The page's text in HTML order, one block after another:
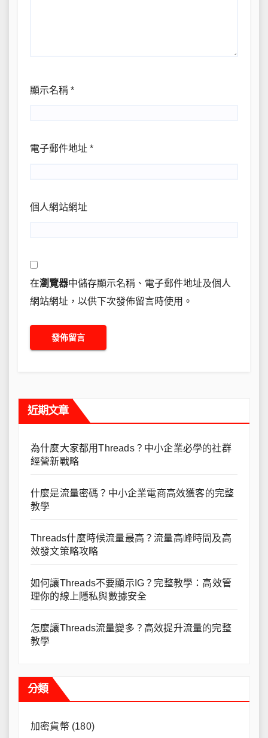
顯示名稱 *
電子郵件地址 *
個人網站網址
在瀏覽器中儲存顯示名稱、電子郵件地址及個人
網站網址，以供下次發佈留言時使用。
近期文章
為什麼大家都用Threads？中小企業必學的社群
經營新戰略
什麼是流量密碼？中小企業電商高效獲客的完整
教學
Threads什麼時候流量最高？流量高峰時間及高
效發文策略攻略
如何讓Threads不要顯示IG？完整教學：高效管
理你的線上隱私與數據安全
怎麼讓Threads流量變多？高效提升流量的完整
教學
分類
加密貨幣(180)